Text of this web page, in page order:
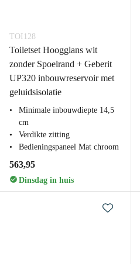
TOI128
Toiletset Hoogglans wit
zonder Spoelrand + Geberit
UP320 inbouwreservoir met
geluidsisolatie
Minimale inbouwdiepte 14,5
cm
Verdikte zitting
Bedieningspaneel Mat chroom
563,95
Dinsdag in huis